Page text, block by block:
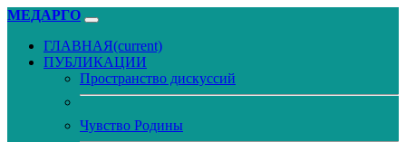
МЕДАРГО
ГЛАВНАЯ(current)
ПУБЛИКАЦИИ
Пространство дискуссий
Чувство Родины